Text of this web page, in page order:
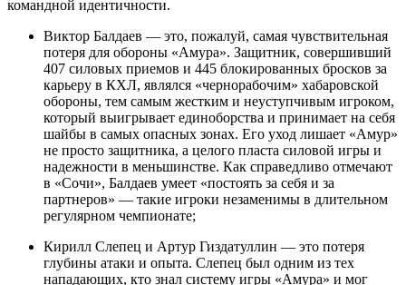
командной идентичности.
Виктор Балдаев — это, пожалуй, самая чувствительная
потеря для обороны «Амура». Защитник, совершивший
407 силовых приемов и 445 блокированных бросков за
карьеру в КХЛ, являлся «чернорабочим» хабаровской
обороны, тем самым жестким и неуступчивым игроком,
который выигрывает единоборства и принимает на себя
шайбы в самых опасных зонах. Его уход лишает «Амур»
не просто защитника, а целого пласта силовой игры и
надежности в меньшинстве. Как справедливо отмечают
в «Сочи», Балдаев умеет «постоять за себя и за
партнеров» — такие игроки незаменимы в длительном
регулярном чемпионате;
Кирилл Слепец и Артур Гиздатуллин — это потеря
глубины атаки и опыта. Слепец был одним из тех
нападающих, кто знал систему игры «Амура» и мог